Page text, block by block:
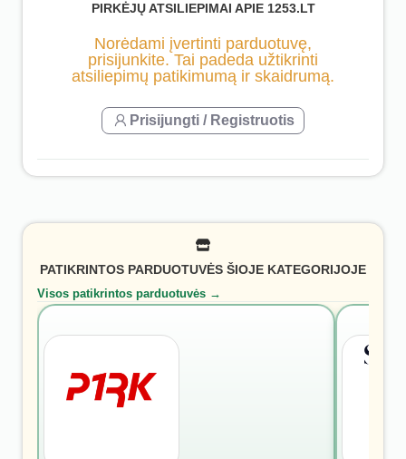
PIRKĖJŲ ATSILIEPIMAI APIE 1253.LT
Norėdami įvertinti parduotuvę,
prisijunkite. Tai padeda užtikrinti
atsiliepimų patikimumą ir skaidrumą.
Prisijungti / Registruotis
PATIKRINTOS PARDUOTUVĖS ŠIOJE KATEGORIJOJE
Visos patikrintos parduotuvės →